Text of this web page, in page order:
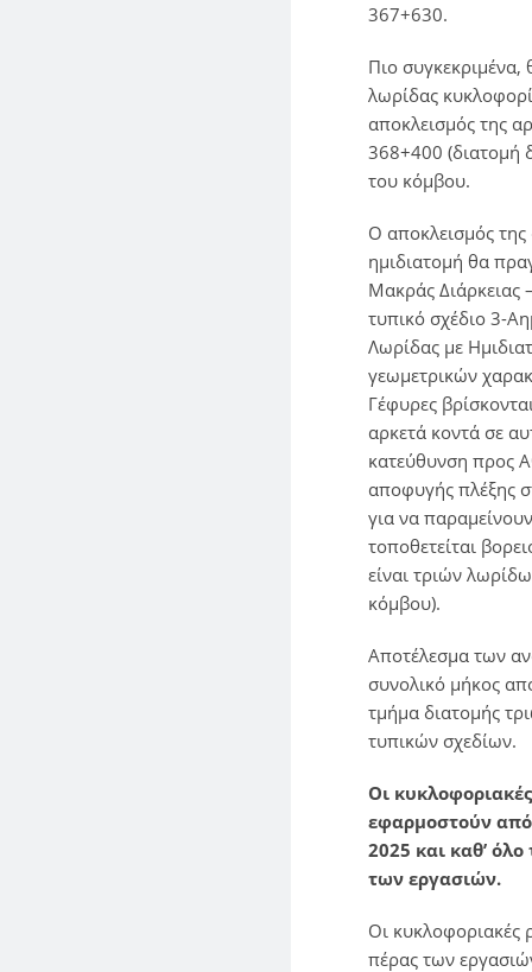
367+630.
Πιο συγκεκριμένα,
λωρίδας
αποκλεισμός της
368+400 (διατομή
του κόμβου.
O αποκλεισμός
ημιδιατομή θα
Μακράς Διάρκειας
τυπικό σχέδιο 3-
Λωρίδας με
γεωμετρικών
Γέφυρες
αρκετά κοντά σε
κατεύθυνση προς
αποφυγής πλέξης
για να
τοποθετείται
είναι τριών
κόμβου).
Αποτέλεσμα των
συνολικό μήκος
τμήμα διατομής
τυπικών σχεδίων.
Οι
εφαρμοστούν από
2025 και καθ’
των εργασιών.
Οι κυκλοφοριακές
πέρας των